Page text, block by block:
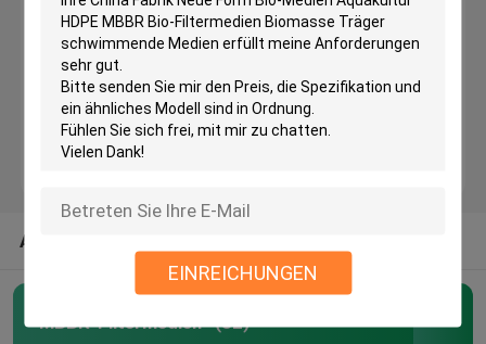
EINREICHUNGEN
Kunststofffiltermedien
Schwebende Filtermedien
Biofilm-Reaktor mit Bewegungsbett
ANDERE KATEGORIEN AUS UNS
MBBR-Filtermedien (82)